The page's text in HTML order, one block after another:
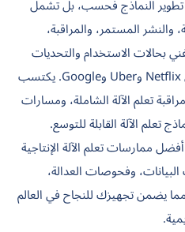
تطوير النماذج فحسب، بل تشمل
والنشر المستمر، والمراقبة،
بحالات الاستخدام والتحديات
العملية التي تواجهها شركات مثل Netflix وUber وGoogle. يكتسب
تعلم الآلة الشاملة، ومسارات
تعلم الآلة القابلة للتوسع.
ممارسات تعلم الآلة الإنتاجية
وفحوصات العدالة،
يضمن تجهيزك للنجاح في العالم